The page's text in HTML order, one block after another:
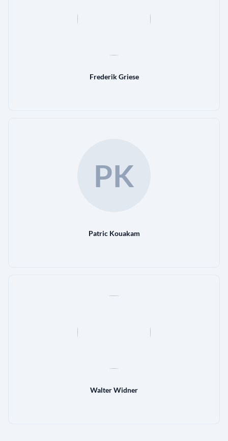
Frederik Griese
PK
Patric Kouakam
Walter Widner